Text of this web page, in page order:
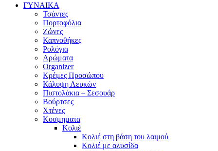
ΓΥΝΑΙΚΑ
Τσάντες
Πορτοφόλια
Ζώνες
Καπνοθήκες
Ρολόγια
Αρώματα
Organizer
Κρέμες Προσώπου
Κάλυψη Λευκών
Πιστολάκια – Σεσουάρ
Βούρτσες
Χτένες
Κοσμηματα
Κολιέ
Κολιέ στη βάση του λαιμού
Κολιέ με αλυσίδα